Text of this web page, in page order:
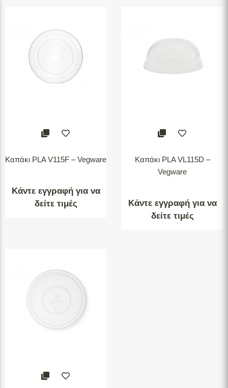
Καπάκι PLA V115F – Vegware
Κάντε εγγραφή για να
δείτε τιμές
Καπάκι PLA VL115D –
Vegware
Κάντε εγγραφή για να
δείτε τιμές